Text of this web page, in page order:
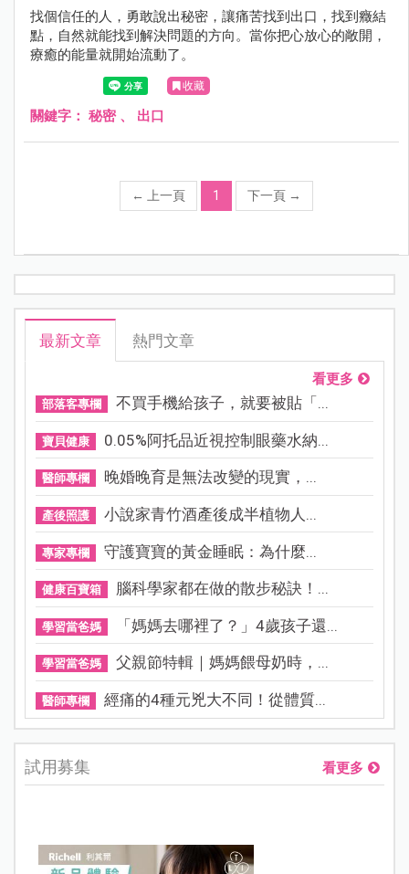
找個信任的人，勇敢說出秘密，讓痛苦找到出口，找到癥結
點，自然就能找到解決問題的方向。當你把心放心的敞開，
療癒的能量就開始流動了。
收藏
關鍵字： 秘密、 出口
← 上一頁 1 下一頁 →
最新文章 熱門文章
看更多
部落客專欄 不買手機給孩子，就要被貼「...
寶貝健康 0.05%阿托品近視控制眼藥水納...
醫師專欄 晚婚晚育是無法改變的現實，...
產後照護 小說家青竹酒產後成半植物人...
專家專欄 守護寶寶的黃金睡眠：為什麼...
健康百寶箱 腦科學家都在做的散步秘訣！...
學習當爸媽 「媽媽去哪裡了？」4歲孩子還...
學習當爸媽 父親節特輯｜媽媽餵母奶時，...
醫師專欄 經痛的4種元兇大不同！從體質...
試用募集 看更多